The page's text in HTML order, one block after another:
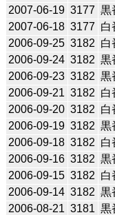
2007-06-19 3177 黒
2007-06-18 3177 白
2006-09-25 3182 白
2006-09-24 3182 黒
2006-09-23 3182 黒
2006-09-21 3182 白
2006-09-20 3182 白
2006-09-19 3182 黒
2006-09-18 3182 白
2006-09-16 3182 黒
2006-09-15 3182 白
2006-09-14 3182 黒
2006-08-21 3181 黒